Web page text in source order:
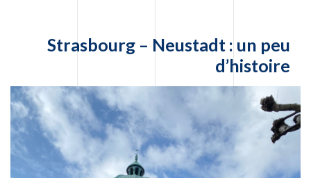
Strasbourg – Neustadt : un peu
d’histoire